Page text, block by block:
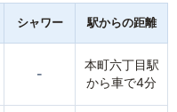
シャワー 駅からの距離
-
本町六丁目駅
から車で4分